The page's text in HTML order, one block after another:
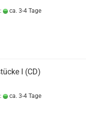
ca. 3-4 Tage
I (CD)
ca. 3-4 Tage